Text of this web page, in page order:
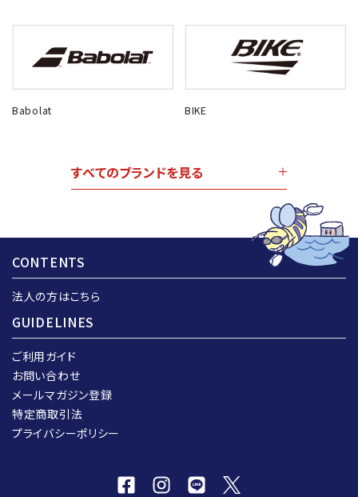
Babolat BIKE
すべてのブランドを見る
CONTENTS
法人の方はこちら
GUIDELINES
ご利用ガイド
お問い合わせ
メールマガジン登録
特定商取引法
プライバシーポリシー